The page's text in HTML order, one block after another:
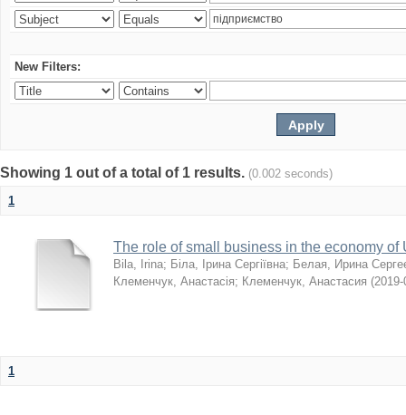
New Filters:
Showing 1 out of a total of 1 results. (0.002 seconds)
1
The role of small business in the economy of
Bila, Irina; Біла, Ірина Сергіївна; Белая, Ирина
Клеменчук, Анастасія; Клеменчук, Анастасия (2019-
1